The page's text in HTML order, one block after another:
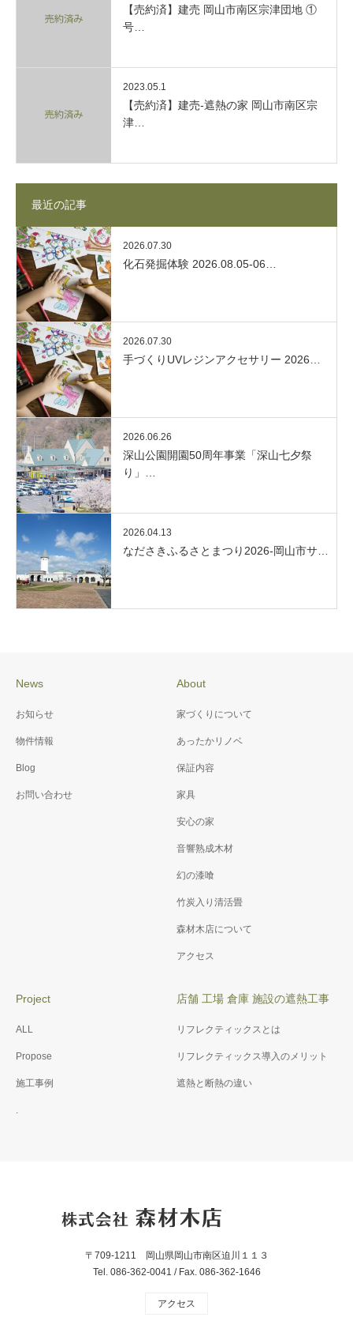
【売約済】建売 岡山市南区宗津団地 ①
号…
2023.05.1
【売約済】建売-遮熱の家 岡山市南区宗
津…
最近の記事
2026.07.30
化石発掘体験 2026.08.05-06…
2026.07.30
手づくりUVレジンアクセサリー 2026…
2026.06.26
深山公園開園50周年事業「深山七夕祭
り」…
2026.04.13
なださきふるさとまつり2026-岡山市サ…
News
お知らせ
物件情報
Blog
お問い合わせ
About
家づくりについて
あったかリノベ
保証内容
家具
安心の家
音響熟成木材
幻の漆喰
竹炭入り清活畳
森材木店について
アクセス
Project
ALL
Propose
施工事例
.
店舗 工場 倉庫 施設の遮熱工事
リフレクティックスとは
リフレクティックス導入のメリット
遮熱と断熱の違い
〒709-1211 岡山県岡山市南区迫川１１３
Tel. 086-362-0041 / Fax. 086-362-1646
アクセス